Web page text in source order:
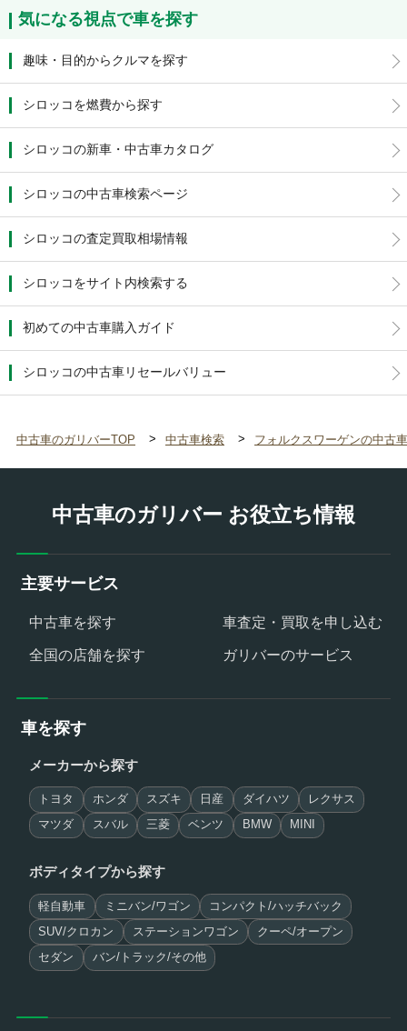
気になる視点で車を探す
趣味・目的からクルマを探す
シロッコを燃費から探す
シロッコの新車・中古車カタログ
シロッコの中古車検索ページ
シロッコの査定買取相場情報
シロッコをサイト内検索する
初めての中古車購入ガイド
シロッコの中古車リセールバリュー
中古車のガリバーTOP 中古車検索 フォルクスワーゲンの中古車
中古車のガリバー お役立ち情報
主要サービス
中古車を探す
車査定・買取を申し込む
全国の店舗を探す
ガリバーのサービス
車を探す
メーカーから探す
トヨタ ホンダ スズキ 日産 ダイハツ レクサス
マツダ スバル 三菱 ベンツ BMW MINI
ボディタイプから探す
軽自動車 ミニバン/ワゴン コンパクト/ハッチバック
SUV/クロカン ステーションワゴン クーペ/オープン
セダン バン/トラック/その他